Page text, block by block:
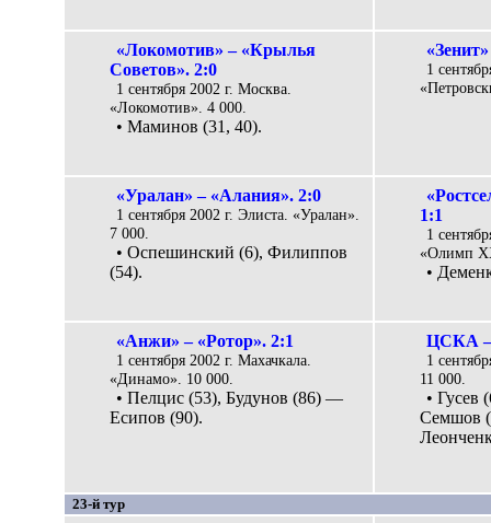
«Локомотив» – «Крылья
Советов». 2:0
1 сентября 2002 г. Москва.
«Локомотив». 4 000.
• Маминов (31, 40).
1
«Уралан» – «Алания». 2:0
1 сентября 2002 г. Элиста. «Уралан».
7 000.
• Оспешинский (6), Филиппов
(54).
1:1
1
«Олимп
•
«Анжи» – «Ротор». 2:1
1 сентября 2002 г. Махачкала.
«Динамо». 10 000.
• Пелцис (53), Будунов (86) —
Есипов (90).
ЦСКА –
1
11 000.
• Гусев
Семшов
23-й тур